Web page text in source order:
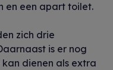
en een apart toilet.
zich drie
is er nog
dienen als extra